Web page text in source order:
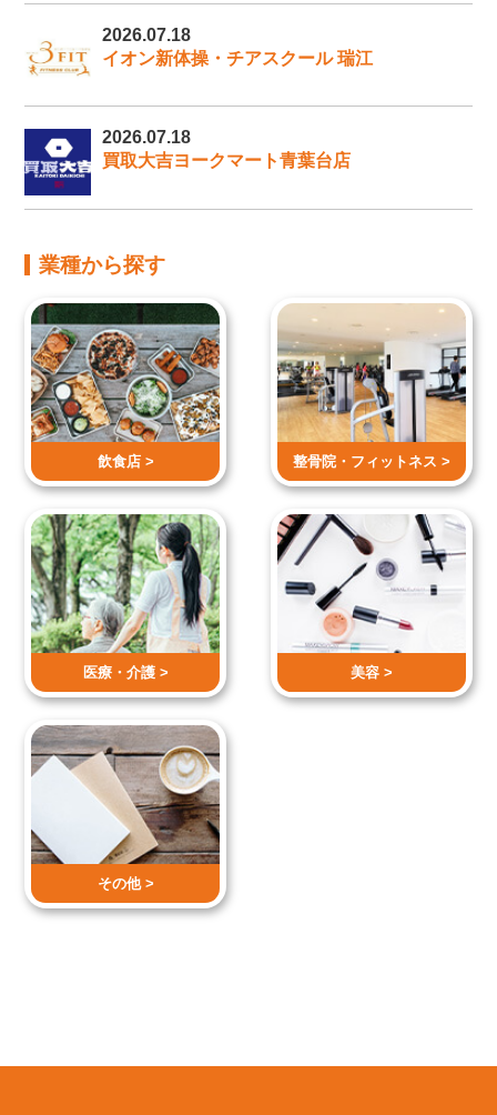
2026.07.18
イオン新体操・チアスクール 瑞江
2026.07.18
買取大吉ヨークマート青葉台店
業種から探す
飲食店 > 整骨院・ フィットネス >
医療・介護 > 美容 >
その他 >